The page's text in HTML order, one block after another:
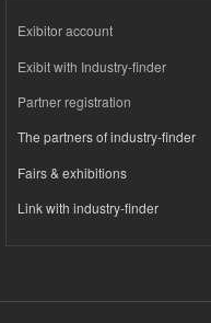
Exibitor account
Exibit with Industry-finder
Partner registration
The partners of industry-finder
Fairs & exhibitions
Link with industry-finder